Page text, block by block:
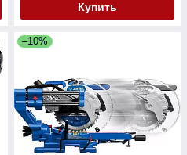
Купить
–10%